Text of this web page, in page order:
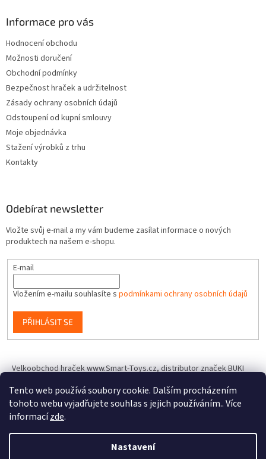
Tento web používá soubory cookie. Dalším procházením
tohoto webu vyjadřujete souhlas s jejich používáním.. Více
informacízde.
Nastavení
Informace pro vás
Hodnocení obchodu
Možnosti doručení
Obchodní podmínky
Bezpečnost hraček a udržitelnost
Zásady ochrany osobních údajů
Odstoupení od kupní smlouvy
Moje objednávka
Stažení výrobků z trhu
Kontakty
Odebírat newsletter
Vložte svůj e-mail a my vám budeme zasílat informace o nových
produktech na našem e-shopu.
E-mail
Vložením e-mailu souhlasíte s podmínkami ochrany osobních údajů
PŘIHLÁSIT SE
Velkoobchod hraček www.Smart-Toys.cz, distributor značek BUKI